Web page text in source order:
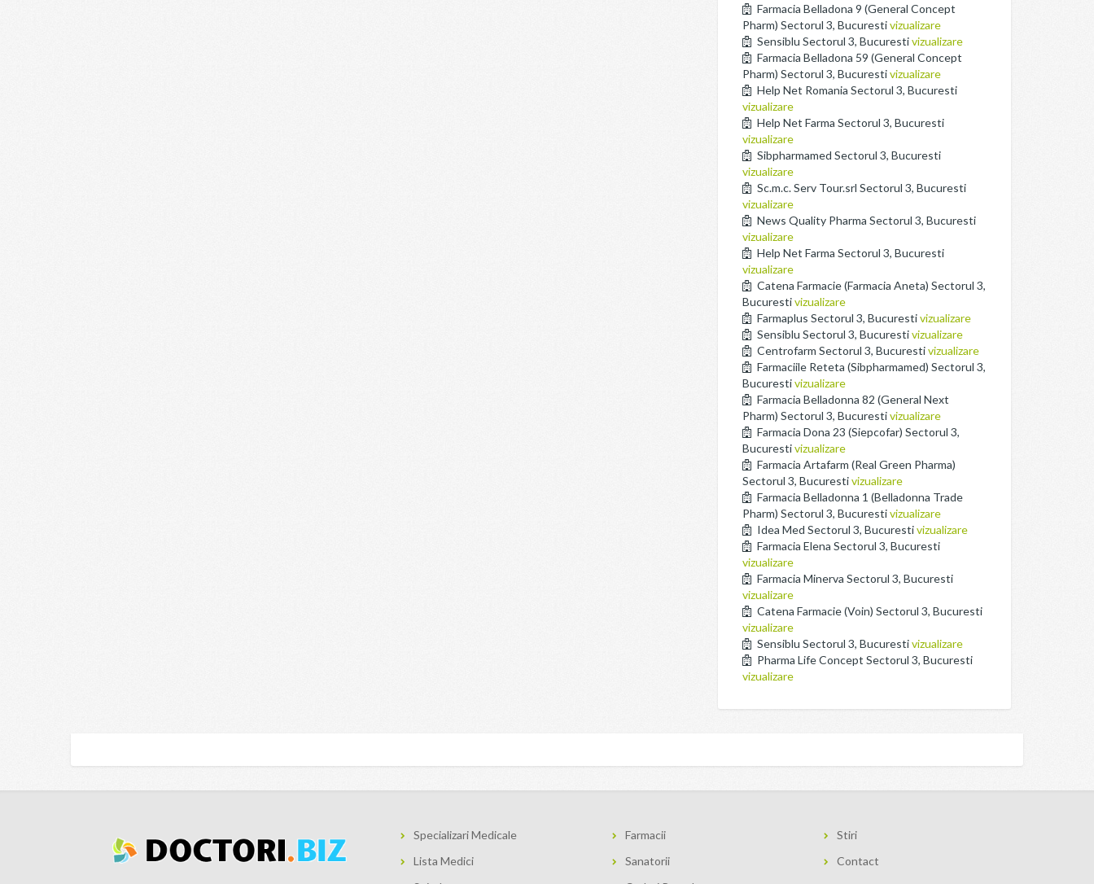
Farmacia Belladona 9 (General Concept
Pharm) Sectorul 3, Bucurestivizualizare
Sensiblu Sectorul 3, Bucurestivizualizare
Farmacia Belladona 59 (General Concept
Pharm) Sectorul 3, Bucurestivizualizare
Help Net Romania Sectorul 3, Bucuresti
vizualizare
Help Net Farma Sectorul 3, Bucuresti
vizualizare
Sibpharmamed Sectorul 3, Bucuresti
vizualizare
Sc.m.c. Serv Tour.srl Sectorul 3, Bucuresti
vizualizare
News Quality Pharma Sectorul 3, Bucuresti
vizualizare
Help Net Farma Sectorul 3, Bucuresti
vizualizare
Catena Farmacie (Farmacia Aneta) Sectorul 3,
Bucurestivizualizare
Farmaplus Sectorul 3, Bucurestivizualizare
Sensiblu Sectorul 3, Bucurestivizualizare
Centrofarm Sectorul 3, Bucurestivizualizare
Farmaciile Reteta (Sibpharmamed) Sectorul 3,
Bucurestivizualizare
Farmacia Belladonna 82 (General Next
Pharm) Sectorul 3, Bucurestivizualizare
Farmacia Dona 23 (Siepcofar) Sectorul 3,
Bucurestivizualizare
Farmacia Artafarm (Real Green Pharma)
Sectorul 3, Bucurestivizualizare
Farmacia Belladonna 1 (Belladonna Trade
Pharm) Sectorul 3, Bucurestivizualizare
Idea Med Sectorul 3, Bucurestivizualizare
Farmacia Elena Sectorul 3, Bucuresti
vizualizare
Farmacia Minerva Sectorul 3, Bucuresti
vizualizare
Catena Farmacie (Voin) Sectorul 3, Bucuresti
vizualizare
Sensiblu Sectorul 3, Bucurestivizualizare
Pharma Life Concept Sectorul 3, Bucuresti
vizualizare
Specializari Medicale
Lista Medici
Farmacii
Sanatorii
Stiri
Contact